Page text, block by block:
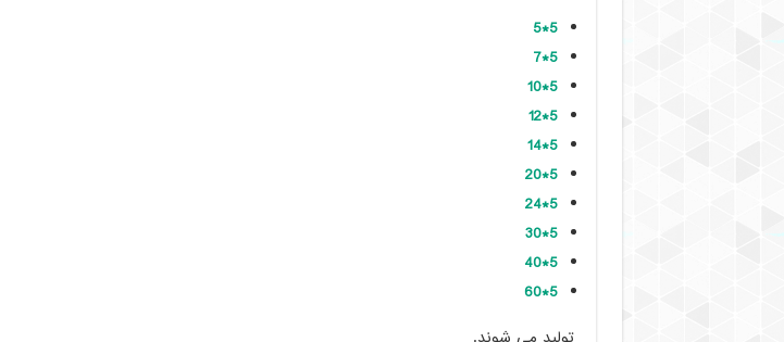
5*5
5*7
5*10
5*12
5*14
5*20
5*24
5*30
5*40
5*60